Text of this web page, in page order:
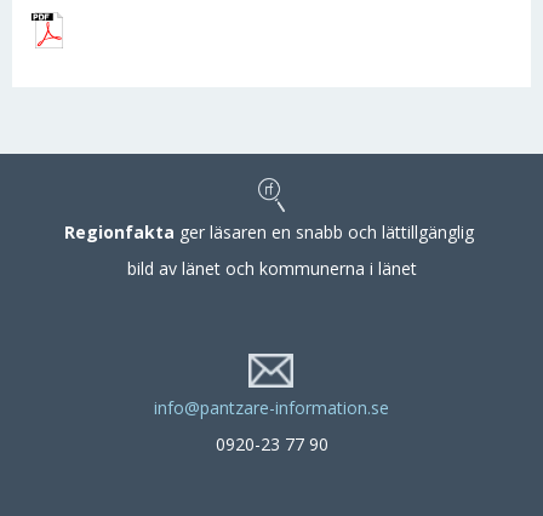
Regionfakta ger läsaren en snabb och lättillgänglig
bild av länet och kommunerna i länet
info@pantzare-information.se
0920-23 77 90